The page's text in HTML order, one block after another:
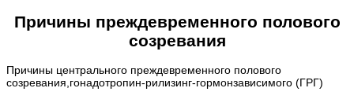
Причины преждевременного полового
созревания
Причины центрального преждевременного полового
созревания,гонадотропин-рилизинг-гормонзависимого (ГРГ)